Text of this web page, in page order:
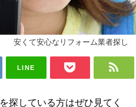
安くて安心なリフォーム業者探し
LINE
を探している方はぜひ見てく